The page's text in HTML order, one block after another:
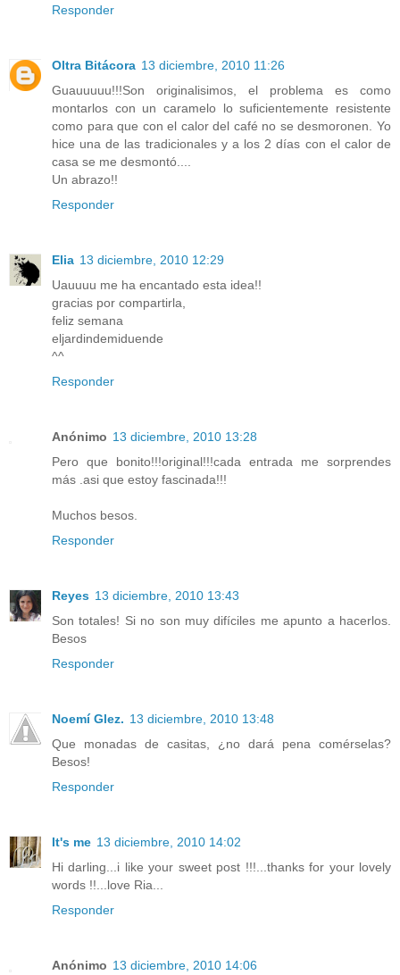
Responder
Oltra Bitácora 13 diciembre, 2010 11:26
Guauuuuu!!!Son originalisimos, el problema es como
montarlos con un caramelo lo suficientemente resistente
como para que con el calor del café no se desmoronen. Yo
hice una de las tradicionales y a los 2 días con el calor de
casa se me desmontó....
Un abrazo!!
Responder
Elia 13 diciembre, 2010 12:29
Uauuuu me ha encantado esta idea!!
gracias por compartirla,
feliz semana
eljardindemiduende
^^
Responder
Anónimo 13 diciembre, 2010 13:28
Pero que bonito!!!original!!!cada entrada me sorprendes
más .asi que estoy fascinada!!!
Muchos besos.
Responder
Reyes 13 diciembre, 2010 13:43
Son totales! Si no son muy difíciles me apunto a hacerlos.
Besos
Responder
Noemí Glez. 13 diciembre, 2010 13:48
Que monadas de casitas, ¿no dará pena comérselas?
Besos!
Responder
It's me 13 diciembre, 2010 14:02
Hi darling...i like your sweet post !!!...thanks for your lovely
words !!...love Ria...
Responder
Anónimo 13 diciembre, 2010 14:06